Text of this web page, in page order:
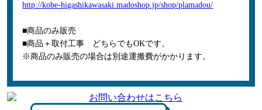
http://kobe-higashikawasaki.madoshop.jp/shop/plamadou/
■商品のみ販売
■商品＋取付工事 どちらでもOKです。
※商品のみ販売の場合は別途運搬費がかかります。